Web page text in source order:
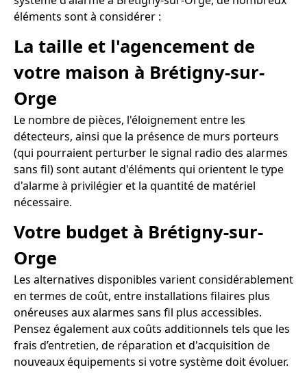
éléments sont à considérer :
La taille et l'agencement de
votre maison à Brétigny-sur-
Orge
Le nombre de pièces, l'éloignement entre les
détecteurs, ainsi que la présence de murs porteurs
(qui pourraient perturber le signal radio des alarmes
sans fil) sont autant d'éléments qui orientent le type
d'alarme à privilégier et la quantité de matériel
nécessaire.
Votre budget à Brétigny-sur-
Orge
Les alternatives disponibles varient considérablement
en termes de coût, entre installations filaires plus
onéreuses aux alarmes sans fil plus accessibles.
Pensez également aux coûts additionnels tels que les
frais d’entretien, de réparation et d'acquisition de
nouveaux équipements si votre système doit évoluer.